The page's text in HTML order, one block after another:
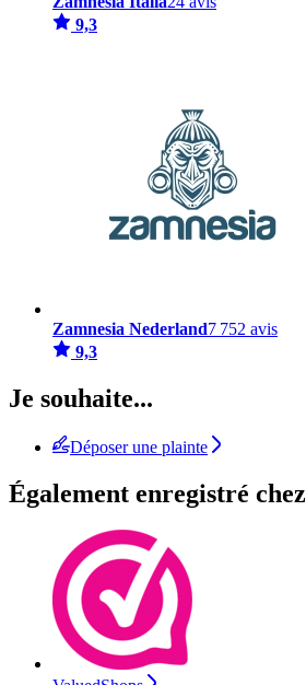
9,3
Zamnesia Nederland7 752 avis
9,3
Je souhaite...
Déposer une plainte
Également enregistré chez